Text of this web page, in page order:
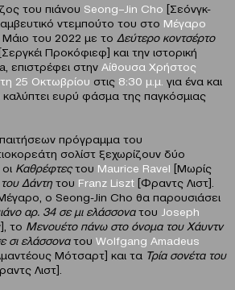
του πιάνου Seong–Jin Cho [Σεόνγκ-
ντεμπούτο του στο Μέγαρο
Μάιο του 2022 με το Δεύτερο κοντσέρτο
Προκόφιεφ] και την ιστορική
επιστρέφει στην Αίθουσα Χρήστος
25 Οκτωβρίου στις 8:30 μ.μ. για ένα και
ευρύ φάσμα της παγκόσμιας
πρόγραμμα του
σολίστ ξεχωρίζουν δύο
Καθρέφτεςτου Maurice Ravel [Μωρίς
Δάντη του Franz Liszt [Φραντς Λιστ].
ο Seong-Jin Cho θα παρουσιάσει
αρ. 34 σε μι ελάσσονατου Joseph
το Μενουέτο πάνω στο όνομα του Χάυντν
σι ελάσσονατου Wolfgang Amadeus
Μότσαρτ] και τα Τρία σονέτα του
Λιστ].